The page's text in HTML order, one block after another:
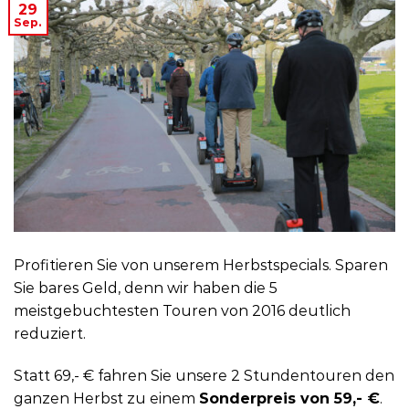
29
Sep.
Profitieren Sie von unserem Herbstspecials. Sparen
Sie bares Geld, denn wir haben die 5
meistgebuchtesten Touren von 2016 deutlich
reduziert.
Statt 69,- € fahren Sie unsere 2 Stundentouren den
ganzen Herbst zu einem Sonderpreis von 59,- €.